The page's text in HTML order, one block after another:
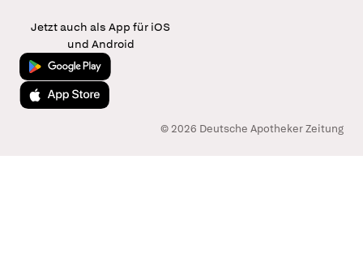
Jetzt auch als App für iOS
und Android
Jetzt bei Google Play
Laden im App Store
© 2026 Deutsche Apotheker Zeitung